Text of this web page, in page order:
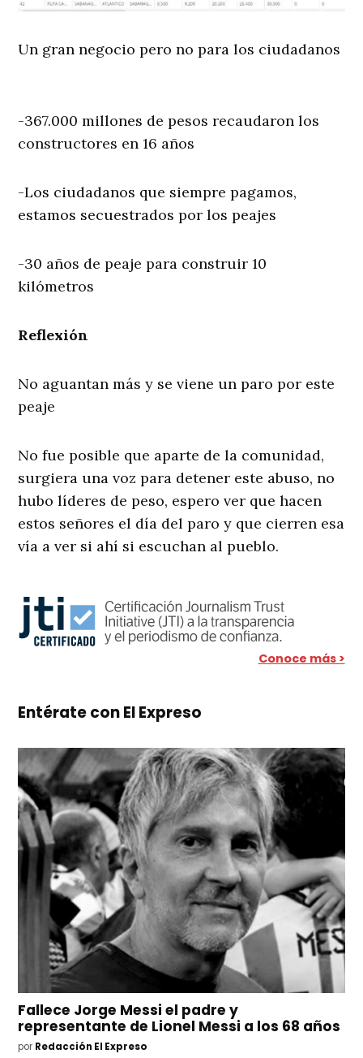
Un gran negocio pero no para los ciudadanos
-367.000 millones de pesos recaudaron los
constructores en 16 años
-Los ciudadanos que siempre pagamos,
estamos secuestrados por los peajes
-30 años de peaje para construir 10
kilómetros
Reflexión
No aguantan más y se viene un paro por este
peaje
No fue posible que aparte de la comunidad,
surgiera una voz para detener este abuso, no
hubo líderes de peso, espero ver que hacen
estos señores el día del paro y que cierren esa
vía a ver si ahí si escuchan al pueblo.
Conoce más >
Entérate con El Expreso
Fallece Jorge Messi el padre y
representante de Lionel Messi a los 68 años
por Redacción El Expreso